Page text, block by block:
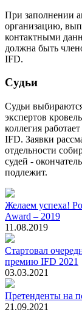
При заполнении
организацию,
контактными
должна быть
IFD.
Судьи
Судьи
экспертов
коллегия
IFD. Заявки
отдельности
судей -
подлежит.
Желаем успеха!
Award – 2019
11.08.2019
Стартовал
премию IFD 2021
03.03.2021
Претенденты на
21.09.2021